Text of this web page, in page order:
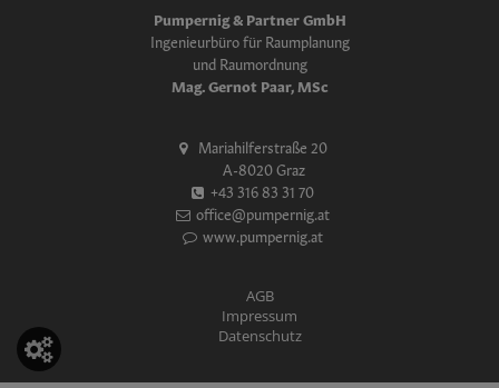
Pumpernig & Partner GmbH
Ingenieurbüro für Raumplanung
und Raumordnung
Mag. Gernot Paar, MSc
Mariahilferstraße 20
A-8020 Graz
+43 316 83 31 70
office@pumpernig.at
www.pumpernig.at
AGB
Impressum
Datenschutz